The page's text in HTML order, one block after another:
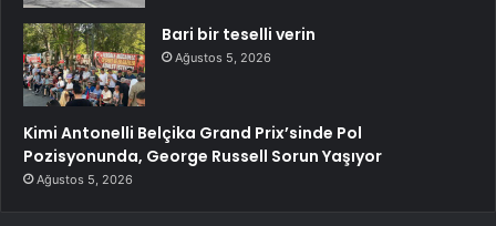
Bari bir teselli verin
Ağustos 5, 2026
Kimi Antonelli Belçika Grand Prix’sinde Pol
Pozisyonunda, George Russell Sorun Yaşıyor
Ağustos 5, 2026